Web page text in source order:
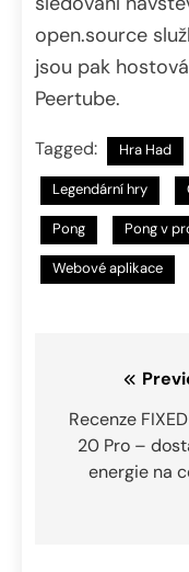
open.source
jsou pak
Peertube.
Tagged: Hra Had
Legendární hry
Pong Pong v
Webové aplikace
Navigace
pro
příspěvek
Recenze
20 Pro –
energie na